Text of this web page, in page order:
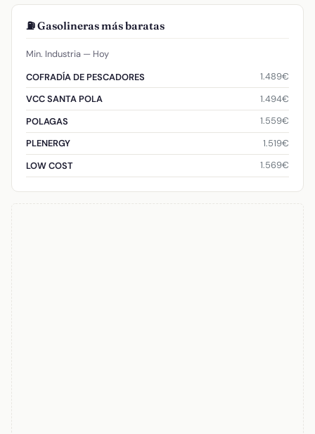
⛽ Gasolineras más baratas
Min. Industria — Hoy
COFRADÍA DE PESCADORES
1.489€
VCC SANTA POLA
1.494€
POLAGAS
1.559€
PLENERGY
1.519€
LOW COST
1.569€